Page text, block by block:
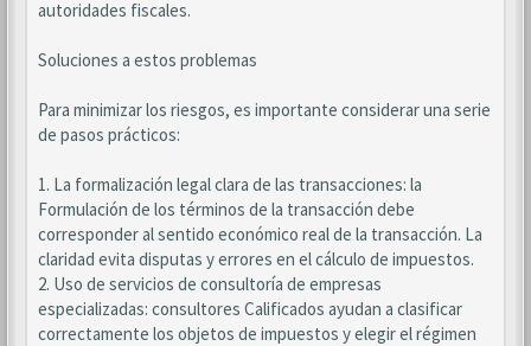
autoridades fiscales.
Soluciones a estos problemas
Para minimizar los riesgos, es importante considerar una serie
de pasos prácticos:
1. La formalización legal clara de las transacciones: la
Formulación de los términos de la transacción debe
corresponder al sentido económico real de la transacción. La
claridad evita disputas y errores en el cálculo de impuestos.
2. Uso de servicios de consultoría de empresas
especializadas: consultores Calificados ayudan a clasificar
correctamente los objetos de impuestos y elegir el régimen